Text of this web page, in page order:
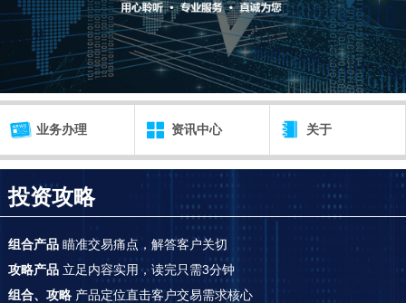
业务办理 资讯中心 关于
投资攻略
组合产品瞄准交易痛点，解答客户关切
攻略产品立足内容实用，读完只需3分钟
组合、攻略产品定位直击客户交易需求核心